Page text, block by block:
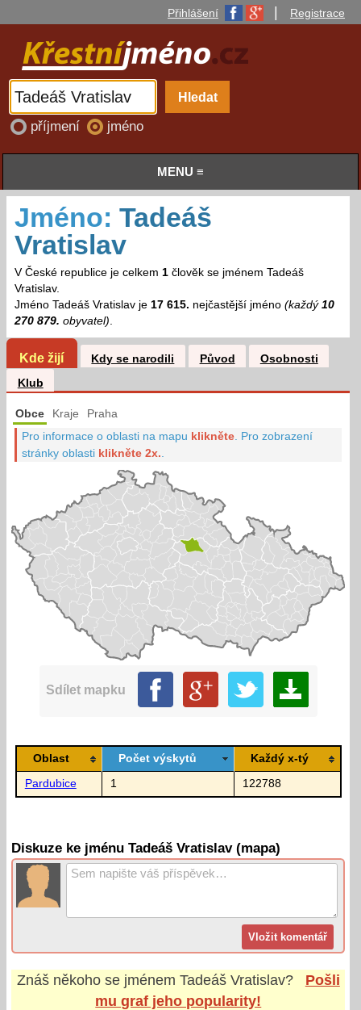
Přihlášení Registrace
příjmení jméno
MENU ≡
Jméno: Tadeáš
Vratislav
V České republice je celkem 1člověk se jménem Tadeáš
Vratislav.
Jméno Tadeáš Vratislav je 17 615. nejčastější jméno (každý 10
270 879. obyvatel).
Kde žijí Kdy se narodili Původ
Osobnosti
Klub
Obce Kraje Praha
Pro informace o oblasti na mapu klikněte Pro zobrazení
stránky oblasti klikněte 2x.
Sdílet mapku
Oblast Počet výskytů Každý x-tý
Pardubice 1 122788
Diskuze ke jménu Tadeáš Vratislav (mapa)
Znáš někoho se jménem Tadeáš Vratislav?
Pošli
mu graf jeho popularity!